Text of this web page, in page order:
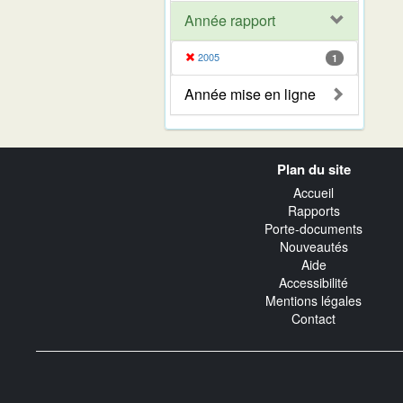
Année rapport
2005 1
Année mise en ligne
Plan du site
Accueil
Rapports
Porte-documents
Nouveautés
Aide
Accessibilité
Mentions légales
Contact